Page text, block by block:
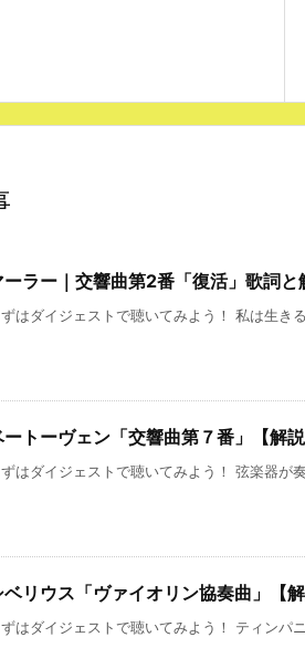
ーラー｜交響曲第2番「復活」歌詞
ずはダイジェストで聴いてみよう！ 私は生き
ートーヴェン「交響曲第７番」【解説
ずはダイジェストで聴いてみよう！ 弦楽器が
ベリウス「ヴァイオリン協奏曲」【解
ずはダイジェストで聴いてみよう！ ティンパ